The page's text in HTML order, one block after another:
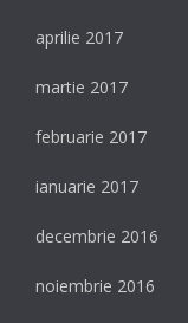
aprilie 2017
martie 2017
februarie 2017
ianuarie 2017
decembrie 2016
noiembrie 2016